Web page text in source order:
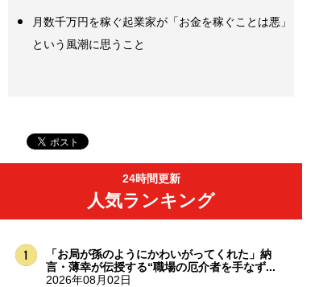
月数千万円を稼ぐ起業家が「お金を稼ぐことは悪」
という風潮に思うこと
24時間更新
人気ランキング
「お局が孫のようにかわいがってくれた」納
言・薄幸が伝授する“職場の厄介者を手なず...
2026年08月02日